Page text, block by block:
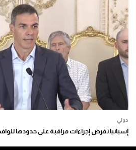
دولي
إسبانيا تفرض إجراءات مراقبة على حدودها